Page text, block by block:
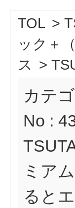
TOL >
ック＋
ス >
カテ
No :
ミア
ると